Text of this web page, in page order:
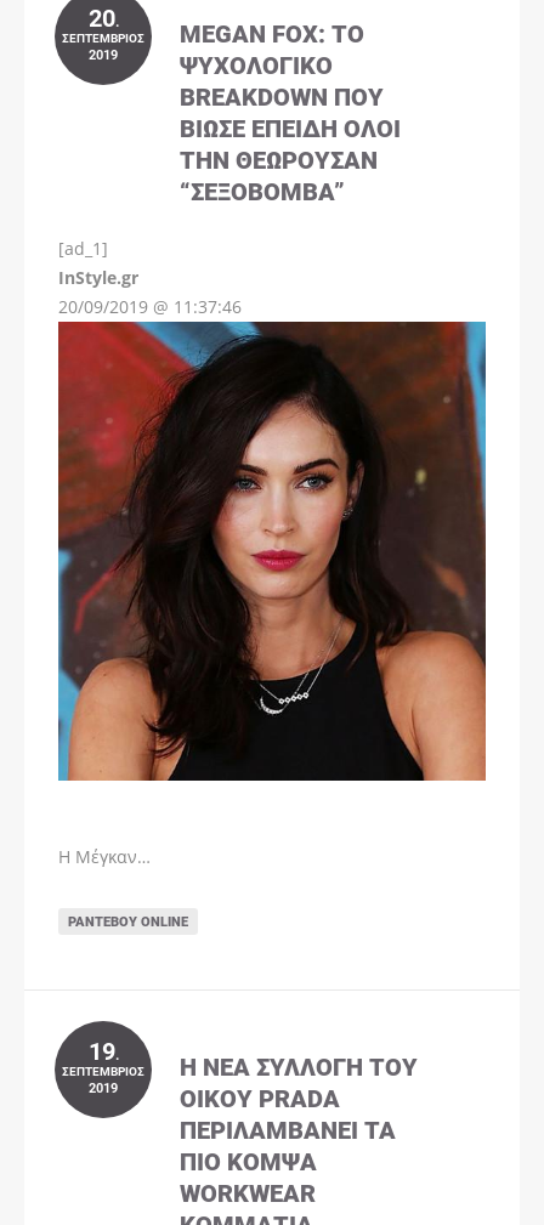
20.
ΣΕΠΤΈΜΒΡΙΟΣ
2019
MEGAN FOX: ΤΟ
ΨΥΧΟΛΟΓΙΚΌ
BREAKDOWN ΠΟΥ
ΒΊΩΣΕ ΕΠΕΙΔΉ ΌΛΟΙ
ΤΗΝ ΘΕΩΡΟΎΣΑΝ
“ΣΕΞΟΒΌΜΒΑ”
[ad_1]
InStyle.gr
20/09/2019 @ 11:37:46
Η Μέγκαν…
ΡΑΝΤΕΒΟΎ ONLINE
19.
ΣΕΠΤΈΜΒΡΙΟΣ
2019
Η ΝΈΑ ΣΥΛΛΟΓΉ ΤΟΥ
ΟΊΚΟΥ PRADA
ΠΕΡΙΛΑΜΒΆΝΕΙ ΤΑ
ΠΙΟ ΚΟΜΨΆ
WORKWEAR